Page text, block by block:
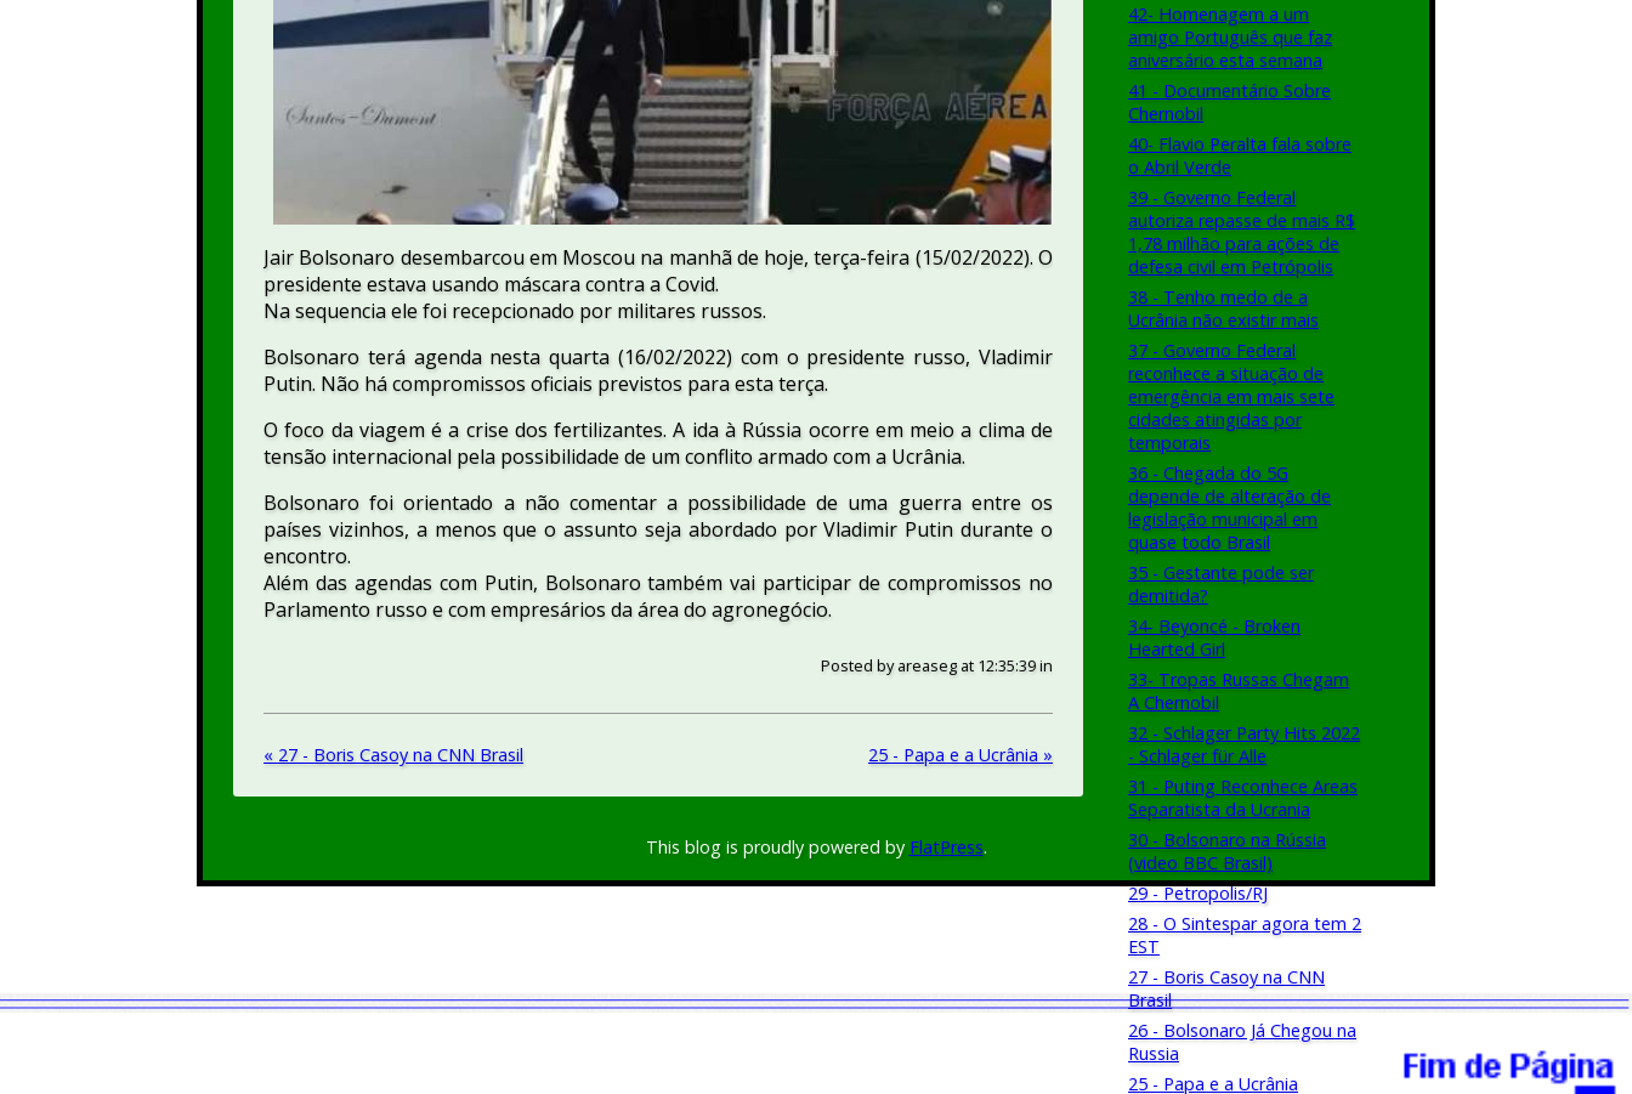
Jair Bolsonaro desembarcou em Moscou na manhã de hoje, terça-feira (15/02/2022). O
presidente estava usando máscara contra a Covid.
Na sequencia ele foi recepcionado por militares russos.
Bolsonaro terá agenda nesta quarta (16/02/2022) com o presidente russo, Vladimir
Putin. Não há compromissos oficiais previstos para esta terça.
O foco da viagem é a crise dos fertilizantes. A ida à Rússia ocorre em meio a clima de
tensão internacional pela possibilidade de um conflito armado com a Ucrânia.
Bolsonaro foi orientado a não comentar a possibilidade de uma guerra entre os
países vizinhos, a menos que o assunto seja abordado por Vladimir Putin durante o
encontro.
Além das agendas com Putin, Bolsonaro também vai participar de compromissos no
Parlamento russo e com empresários da área do agronegócio.
Posted byareaseg at 12:35:39in
25 - Papa e a Ucrânia »
« 27 - Boris Casoy na CNN Brasil
42- Homenagem a um
amigo Português que faz
aniversário esta semana
41 - Documentário Sobre
Chernobil
40- Flavio Peralta fala sobre
o Abril Verde
39 - Governo Federal
autoriza repasse de mais R$
1,78 milhão para ações de
defesa civil em Petrópolis
38 - Tenho medo de a
Ucrânia não existir mais
37 - Governo Federal
reconhece a situação de
emergência em mais sete
cidades atingidas por
temporais
36 - Chegada do 5G
depende de alteração de
legislação municipal em
quase todo Brasil
35 - Gestante pode ser
demitida?
34- Beyoncé - Broken
Hearted Girl
33- Tropas Russas Chegam
A Chernobil
32 - Schlager Party Hits 2022
- Schlager für Alle
31 - Puting Reconhece Areas
Separatista da Ucrania
30 - Bolsonaro na Rússia
(video BBC Brasil)
29 - Petropolis/RJ
28 - O Sintespar agora tem 2
EST
27 - Boris Casoy na CNN
Brasil
26 - Bolsonaro Já Chegou na
Russia
25 - Papa e a Ucrânia
This blog is proudly powered by FlatPress.